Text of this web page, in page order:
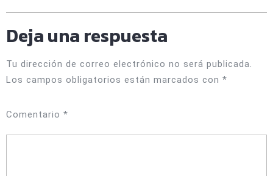
Deja una respuesta
Tu dirección de correo electrónico no será publicada.
Los campos obligatorios están marcados con *
Comentario *